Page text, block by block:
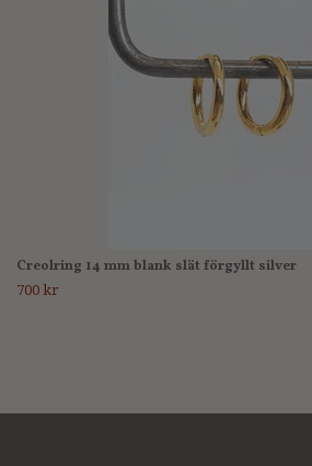
Creolring 14 mm blank slät förgyllt silver
700 kr